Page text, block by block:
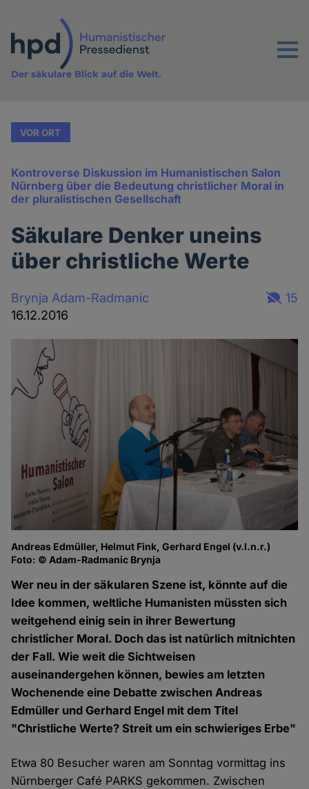
Inhalt
Menu
Der säkulare Blick auf die Welt.
VOR ORT
Kontroverse Diskussion im Humanistischen Salon
Nürnberg über die Bedeutung christlicher Moral in
der pluralistischen Gesellschaft
Säkulare Denker uneins
über christliche Werte
Brynja Adam-Radmanic
16.12.2016
15
Andreas Edmüller, Helmut Fink, Gerhard Engel (v.l.n.r.)
Foto: © Adam-Radmanic Brynja
Wer neu in der säkularen Szene ist, könnte auf die
Idee kommen, weltliche Humanisten müssten sich
weitgehend einig sein in ihrer Bewertung
christlicher Moral. Doch das ist natürlich mitnichten
der Fall. Wie weit die Sichtweisen
auseinandergehen können, bewies am letzten
Wochenende eine Debatte zwischen Andreas
Edmüller und Gerhard Engel mit dem Titel
"Christliche Werte? Streit um ein schwieriges Erbe"
Etwa 80 Besucher waren am Sonntag vormittag ins
Nürnberger Café PARKS gekommen. Zwischen